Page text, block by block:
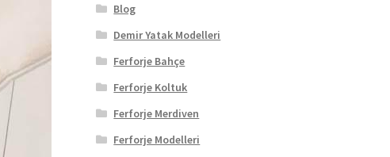
Blog
Demir Yatak Modelleri
Ferforje Bahçe
Ferforje Koltuk
Ferforje Merdiven
Ferforje Modelleri